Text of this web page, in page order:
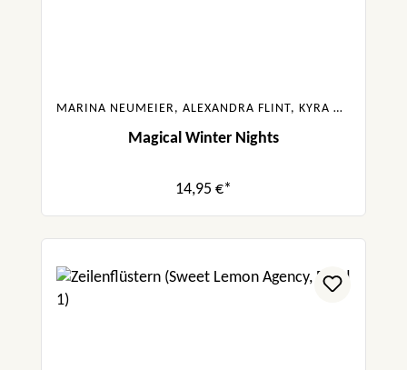
MARINA NEUMEIER, ALEXANDRA FLINT, KYRA GROH, GABRIELLA SANTOS DE LIMA, FRANKA NEUBAUER
Magical Winter Nights
14,95 €*